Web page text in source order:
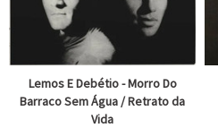
Lemos E Debétio - Morro Do
Barraco Sem Água / Retrato da
Vida